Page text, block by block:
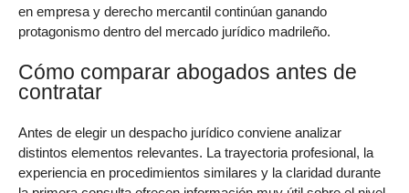
en empresa y derecho mercantil continúan ganando
protagonismo dentro del mercado jurídico madrileño.
Cómo comparar abogados antes de
contratar
Antes de elegir un despacho jurídico conviene analizar
distintos elementos relevantes. La trayectoria profesional, la
experiencia en procedimientos similares y la claridad durante